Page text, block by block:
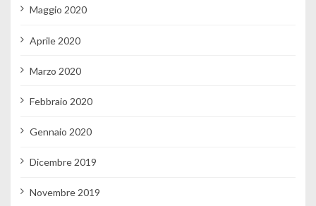
Maggio 2020
Aprile 2020
Marzo 2020
Febbraio 2020
Gennaio 2020
Dicembre 2019
Novembre 2019